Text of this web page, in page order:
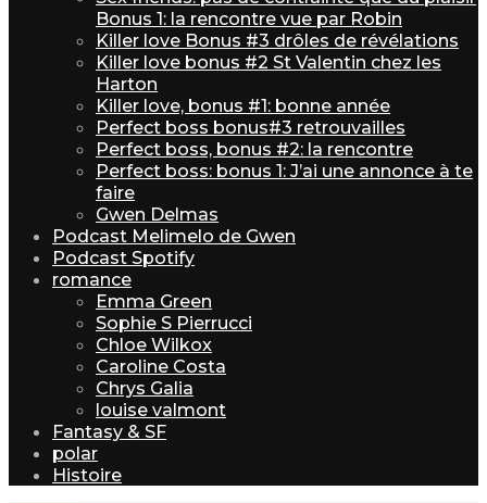
Bonus 1: la rencontre vue par Robin
Killer love Bonus #3 drôles de révélations
Killer love bonus #2 St Valentin chez les
Harton
Killer love, bonus #1: bonne année
Perfect boss bonus#3 retrouvailles
Perfect boss, bonus #2: la rencontre
Perfect boss: bonus 1: J’ai une annonce à te
faire
Gwen Delmas
Podcast Melimelo de Gwen
Podcast Spotify
romance
Emma Green
Sophie S Pierrucci
Chloe Wilkox
Caroline Costa
Chrys Galia
louise valmont
Fantasy & SF
polar
Histoire